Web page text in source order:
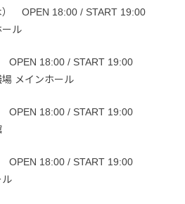
） OPEN 18:00 / START 19:00
ール
OPEN 18:00 / START 19:00
メインホール
OPEN 18:00 / START 19:00
OPEN 18:00 / START 19:00
ル